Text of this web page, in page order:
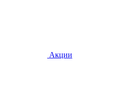
Акции